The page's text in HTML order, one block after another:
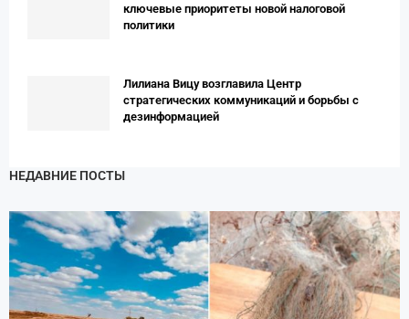
ключевые приоритеты новой налоговой
политики
Лилиана Вицу возглавила Центр
стратегических коммуникаций и борьбы с
дезинформацией
НЕДАВНИЕ ПОСТЫ